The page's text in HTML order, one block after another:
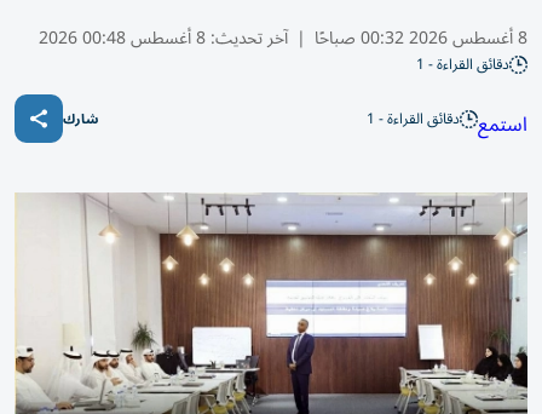
8 أغسطس 2026 00:32 صباحًا | آخر تحديث:8 أغسطس 00:48 2026
دقائق القراءة - 1
استمع دقائق القراءة - 1 شارك